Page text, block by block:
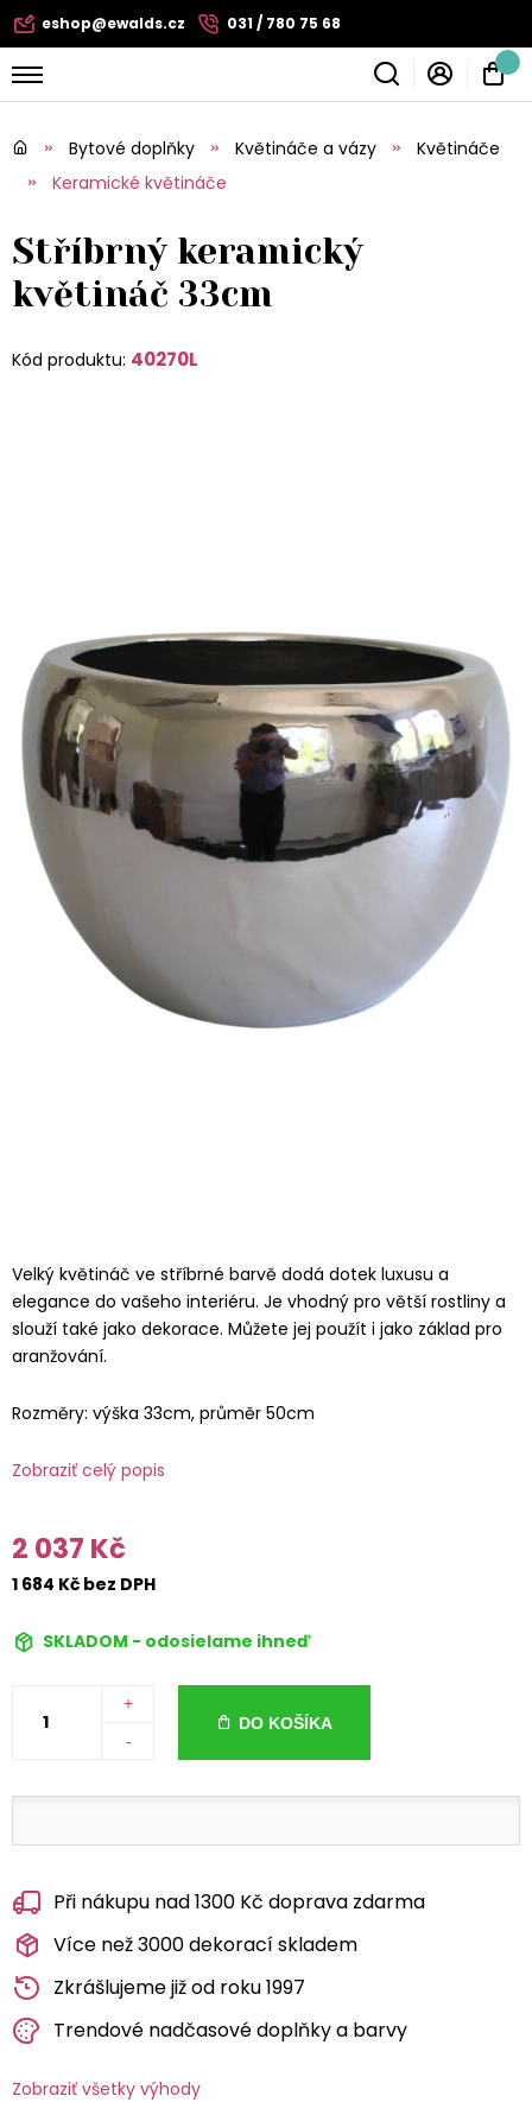
eshop@ewalds.cz 031 / 780 75 68
Bytové doplňky Květináče a vázy
Květináče
Keramické květináče
Stříbrný keramický
květináč 33cm
Kód produktu: 40270L
Velký květináč ve stříbrné barvě dodá dotek luxusu a
elegance do vašeho interiéru. Je vhodný pro větší rostliny a
slouží také jako dekorace. Můžete jej použít i jako základ pro
aranžování.
Rozměry: výška 33cm, průměr 50cm
Zobraziť celý popis
2 037 Kč
1 684 Kč bez DPH
SKLADOM - odosielame ihneď
+
-
DO KOŠÍKA
Při nákupu nad 1300 Kč doprava zdarma
Více než 3000 dekorací skladem
Zkrášlujeme již od roku 1997
Trendové nadčasové doplňky a barvy
Zobraziť všetky výhody